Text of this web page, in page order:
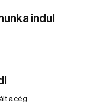
indul
a cég.